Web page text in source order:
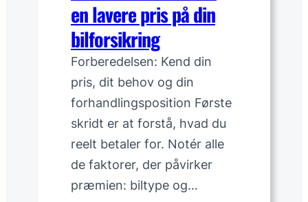
t
i
l
F
3
d
e
n
a
t
en lavere pris på din
bilforsikring
Forberedelsen: Kend din
pris, dit behov og din
forhandlingsposition Første
skridt er at forstå, hvad du
reelt betaler for. Notér alle
de faktorer, der påvirker
præmien: biltype og…